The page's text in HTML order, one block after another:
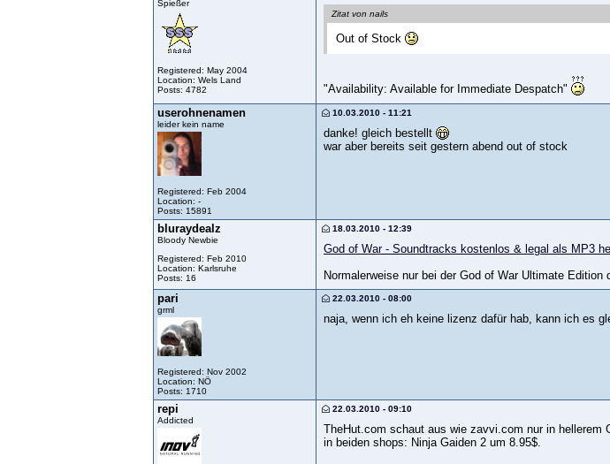
Spießer
Registered: May 2004
Location: Wels Land
Posts: 4782
Zitat von nails
Out of Stock
"Availability: Available for Immediate Despatch"
userohnenamen
leider kein name
Registered: Feb 2004
Location: -
Posts: 15891
10.03.2010 - 11:21
danke! gleich bestellt
war aber bereits seit gestern abend out of stock
bluraydealz
Bloody Newbie
Registered: Feb 2010
Location: Karlsruhe
Posts: 16
18.03.2010 - 12:39
God of War - Soundtracks kostenlos & legal als MP3
Normalerweise nur bei der God of War Ultimate
pari
grml
Registered: Nov 2002
Location: NÖ
Posts: 1710
22.03.2010 - 08:00
naja, wenn ich eh keine lizenz dafür hab, kann ich es
repi
Addicted
22.03.2010 - 09:10
TheHut.com schaut aus wie zavvi.com nur in hellerem
in beiden shops: Ninja Gaiden 2 um 8.95$.